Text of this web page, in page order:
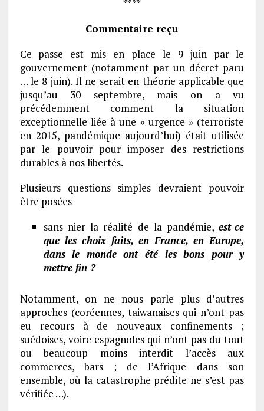
** **
Commentaire reçu
Ce passe est mis en place le 9 juin par le
gouvernement (notamment par un décret paru
… le 8 juin). Il ne serait en théorie applicable que
jusqu’au 30 septembre, mais on a vu
précédemment comment la situation
exceptionnelle liée à une « urgence » (terroriste
en 2015, pandémique aujourd’hui) était utilisée
par le pouvoir pour imposer des restrictions
durables à nos libertés.
Plusieurs questions simples devraient pouvoir
être posées
sans nier la réalité de la pandémie,est-ce
que les choix faits, en France, en Europe,
dans le monde ont été les bons pour y
mettre fin ?
Notamment, on ne nous parle plus d’autres
approches (coréennes, taiwanaises qui n’ont pas
eu recours à de nouveaux confinements ;
suédoises, voire espagnoles qui n’ont pas du tout
ou beaucoup moins interdit l’accès aux
commerces, bars ; de l’Afrique dans son
ensemble, où la catastrophe prédite ne s’est pas
vérifiée …).